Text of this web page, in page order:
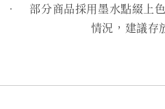
• 部分商品採用墨水點綴上色
情況，建議存